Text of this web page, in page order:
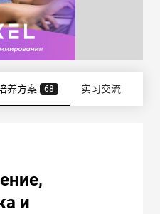
养方案 68 实习交流
и